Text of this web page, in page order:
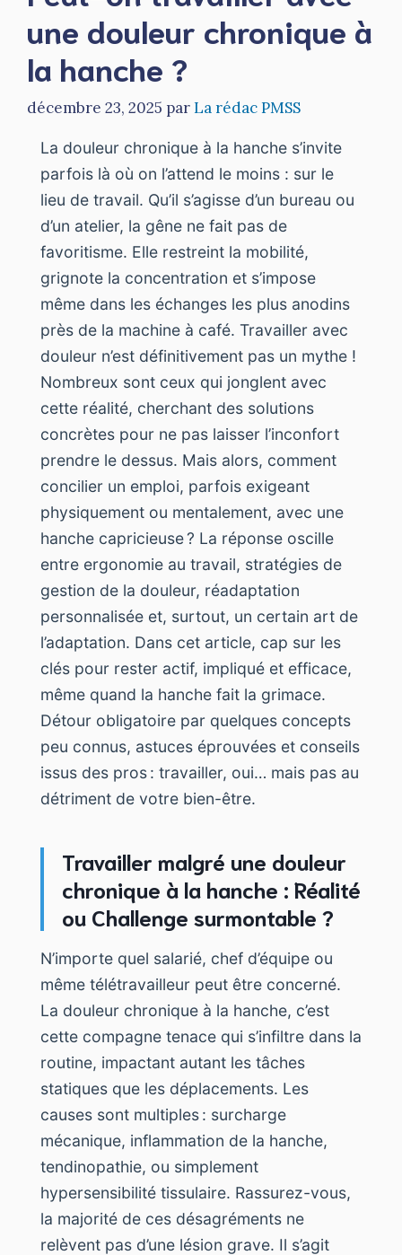
une douleur chronique à
la hanche ?
décembre 23, 2025 parLa rédac PMSS
La douleur chronique à la hanche s’invite
parfois là où on l’attend le moins : sur le
lieu de travail. Qu’il s’agisse d’un bureau ou
d’un atelier, la gêne ne fait pas de
favoritisme. Elle restreint la mobilité,
grignote la concentration et s’impose
même dans les échanges les plus anodins
près de la machine à café. Travailler avec
douleur n’est définitivement pas un mythe !
Nombreux sont ceux qui jonglent avec
cette réalité, cherchant des solutions
concrètes pour ne pas laisser l’inconfort
prendre le dessus. Mais alors, comment
concilier un emploi, parfois exigeant
physiquement ou mentalement, avec une
hanche capricieuse ? La réponse oscille
entre ergonomie au travail, stratégies de
gestion de la douleur, réadaptation
personnalisée et, surtout, un certain art de
l’adaptation. Dans cet article, cap sur les
clés pour rester actif, impliqué et efficace,
même quand la hanche fait la grimace.
Détour obligatoire par quelques concepts
peu connus, astuces éprouvées et conseils
issus des pros : travailler, oui… mais pas au
détriment de votre bien-être.
Travailler malgré une douleur
chronique à la hanche : Réalité
ou Challenge surmontable ?
N’importe quel salarié, chef d’équipe ou
même télétravailleur peut être concerné.
La douleur chronique à la hanche, c’est
cette compagne tenace qui s’infiltre dans la
routine, impactant autant les tâches
statiques que les déplacements. Les
causes sont multiples : surcharge
mécanique, inflammation de la hanche,
tendinopathie, ou simplement
hypersensibilité tissulaire. Rassurez-vous,
la majorité de ces désagréments ne
relèvent pas d’une lésion grave. Il s’agit